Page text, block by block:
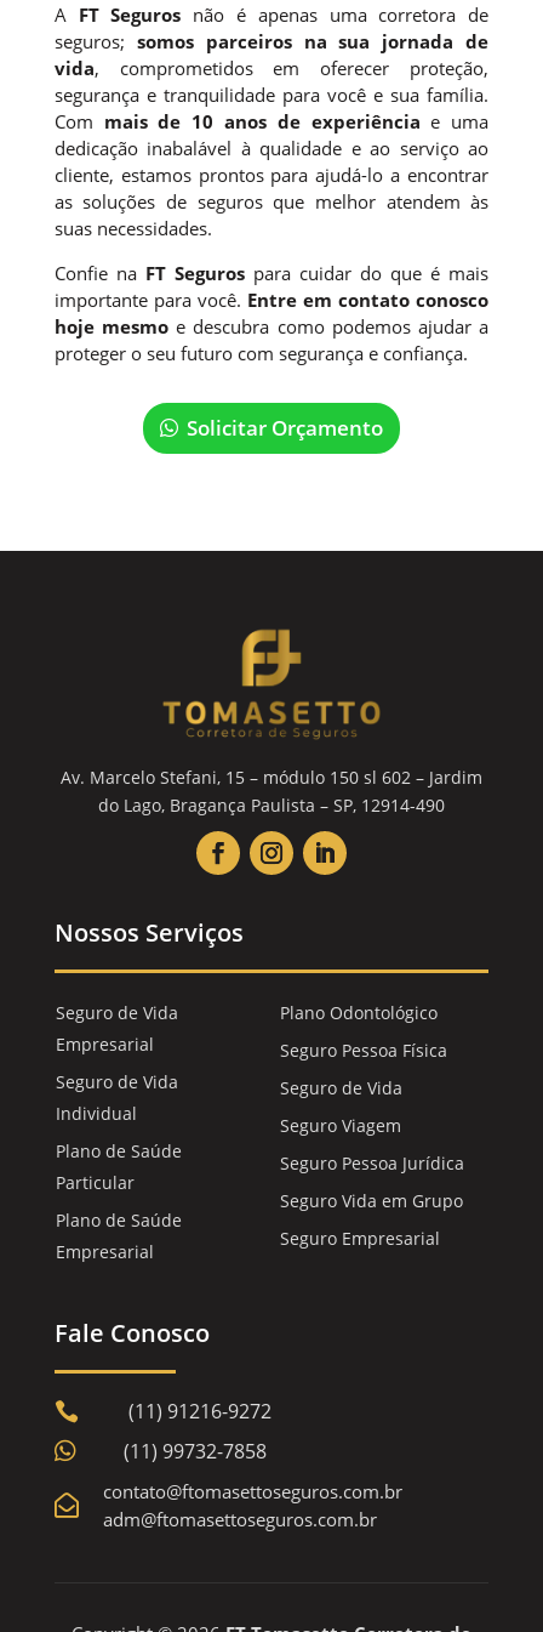
A FT Seguros não é apenas uma corretora de
seguros; somos parceiros na sua jornada de
vida, comprometidos em oferecer proteção,
segurança e tranquilidade para você e sua família.
Com mais de 10 anos de experiência e uma
dedicação inabalável à qualidade e ao serviço ao
cliente, estamos prontos para ajudá-lo a encontrar
as soluções de seguros que melhor atendem às
suas necessidades.
Confie na FT Segurospara cuidar do que é mais
importante para você. Entre em contato conosco
hoje mesmo e descubra como podemos ajudar a
proteger o seu futuro com segurança e confiança.
Solicitar Orçamento
Av. Marcelo Stefani, 15 – módulo 150 sl 602 – Jardim
do Lago, Bragança Paulista – SP, 12914-490
Nossos Serviços
Seguro de Vida
Empresarial
Seguro de Vida
Individual
Plano de Saúde
Particular
Plano de Saúde
Empresarial
Plano Odontológico
Seguro Pessoa Física
Seguro de Vida
Seguro Viagem
Seguro Pessoa Jurídica
Seguro Vida em Grupo
Seguro Empresarial
Fale Conosco
 (11) 91216-9272
 (11) 99732-7858

contato@ftomasettoseguros.com.br
adm@ftomasettoseguros.com.br